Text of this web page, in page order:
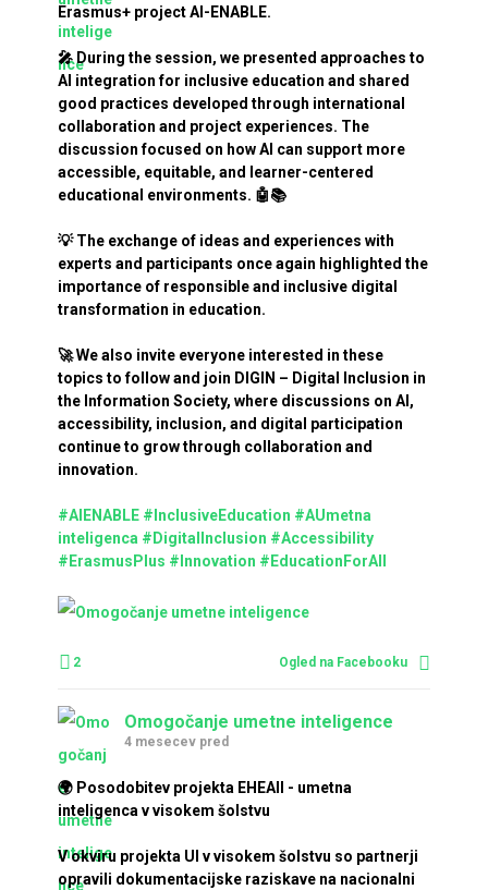
Erasmus+ project AI-ENABLE.
🎤 During the session, we presented approaches to
AI integration for inclusive education and shared
good practices developed through international
collaboration and project experiences. The
discussion focused on how AI can support more
accessible, equitable, and learner-centered
educational environments. 🤖📚
💡 The exchange of ideas and experiences with
experts and participants once again highlighted the
importance of responsible and inclusive digital
transformation in education.
🚀 We also invite everyone interested in these
topics to follow and join DIGIN – Digital Inclusion in
the Information Society, where discussions on AI,
accessibility, inclusion, and digital participation
continue to grow through collaboration and
innovation.
#AIENABLE #InclusiveEducation #AUmetna
inteligenca #DigitalInclusion #Accessibility
#ErasmusPlus #Innovation #EducationForAll
2 Ogled na Facebooku
Omogočanje umetne inteligence
4 mesecev pred
🌍 Posodobitev projekta EHEAII - umetna
inteligenca v visokem šolstvu
V okviru projekta UI v visokem šolstvu so partnerji
opravili dokumentacijske raziskave na nacionalni